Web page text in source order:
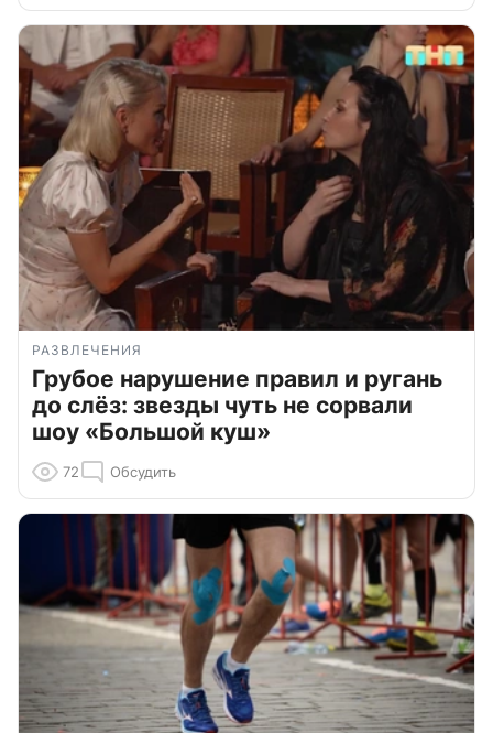
РАЗВЛЕЧЕНИЯ
Грубое нарушение правил и ругань
до слёз: звезды чуть не сорвали
шоу «Большой куш»
72 Обсудить